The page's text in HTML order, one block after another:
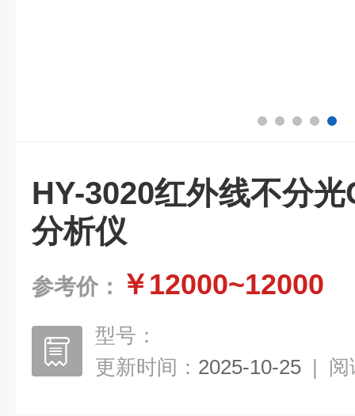
HY-3020红外线不分
分析仪
参考价： ￥12000~12000
型号：
更新时间： 2025-10-25 | 阅